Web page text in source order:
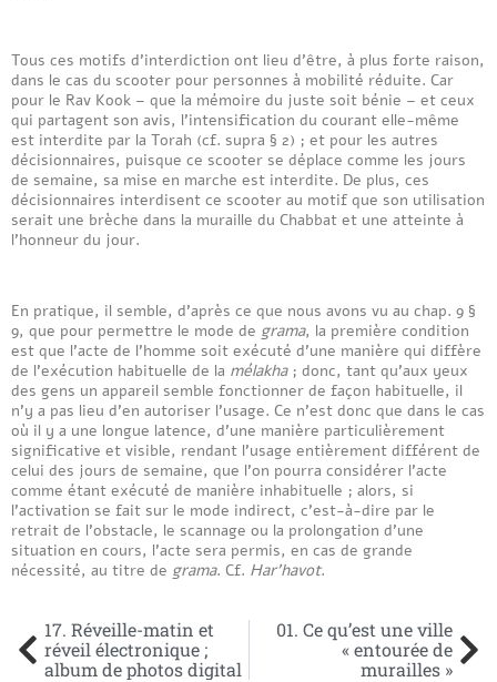
Tous ces motifs d’interdiction ont lieu d’être, à plus forte raison,
dans le cas du scooter pour personnes à mobilité réduite. Car
pour le Rav Kook – que la mémoire du juste soit bénie – et ceux
qui partagent son avis, l’intensification du courant elle-même
est interdite par la Torah (cf. supra § 2) ; et pour les autres
décisionnaires, puisque ce scooter se déplace comme les jours
de semaine, sa mise en marche est interdite. De plus, ces
décisionnaires interdisent ce scooter au motif que son utilisation
serait une brèche dans la muraille du Chabbat et une atteinte à
l’honneur du jour.
En pratique, il semble, d’après ce que nous avons vu au chap. 9 §
9, que pour permettre le mode de grama, la première condition
est que l’acte de l’homme soit exécuté d’une manière qui diffère
de l’exécution habituelle de la mélakha ; donc, tant qu’aux yeux
des gens un appareil semble fonctionner de façon habituelle, il
n’y a pas lieu d’en autoriser l’usage. Ce n’est donc que dans le cas
où il y a une longue latence, d’une manière particulièrement
significative et visible, rendant l’usage entièrement différent de
celui des jours de semaine, que l’on pourra considérer l’acte
comme étant exécuté de manière inhabituelle ; alors, si
l’activation se fait sur le mode indirect, c’est-à-dire par le
retrait de l’obstacle, le scannage ou la prolongation d’une
situation en cours, l’acte sera permis, en cas de grande
nécessité, au titre de grama. Cf. Har’havot.
17. Réveille-matin et
réveil électronique ;
album de photos digital
01. Ce qu’est une ville
« entourée de
murailles »